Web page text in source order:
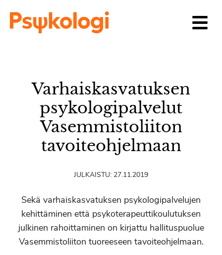
Varhaiskasvatuksen
psykologipalvelut
Vasemmistoliiton
tavoiteohjelmaan
JULKAISTU: 27.11.2019
Sekä varhaiskasvatuksen psykologipalvelujen
kehittäminen että psykoterapeuttikoulutuksen
julkinen rahoittaminen on kirjattu hallituspuolue
Vasemmistoliiton tuoreeseen tavoiteohjelmaan.